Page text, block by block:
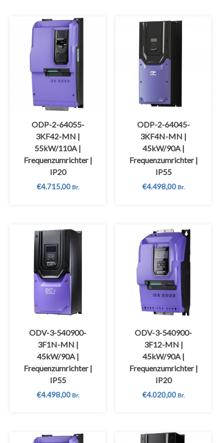
ODP-2-64055-
3KF42-MN |
55kW/110A |
Frequenzumrichter |
IP20
€4.715,00 Br.
ODP-2-64045-
3KF4N-MN |
45kW/90A |
Frequenzumrichter |
IP55
€4.498,00 Br.
ODV-3-540900-
3F1N-MN |
45kW/90A |
Frequenzumrichter |
IP55
€4.498,00 Br.
ODV-3-540900-
3F12-MN |
45kW/90A |
Frequenzumrichter |
IP20
€4.020,00 Br.